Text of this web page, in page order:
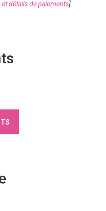
et détails de paiements]